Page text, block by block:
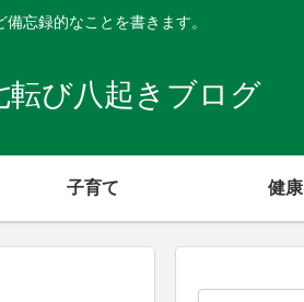
忘録的なことを書きます。
び八起きブログ
子育て 健康